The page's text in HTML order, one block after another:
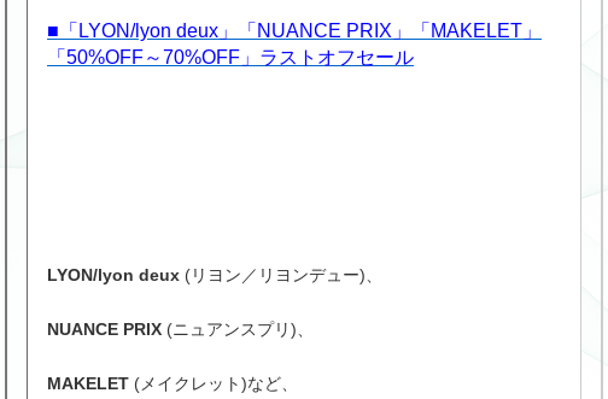
■「LYON/lyon deux」「NUANCE PRIX」「MAKELET」
「50%OFF～70%OFF」ラストオフセール
LYON/lyon deux (リヨン／リヨンデュー)、
NUANCE PRIX (ニュアンスプリ)、
MAKELET (メイクレット)など、